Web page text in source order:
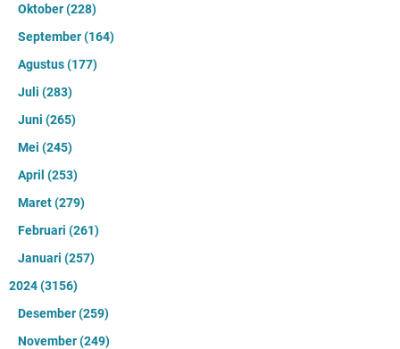
Oktober(228)
September(164)
Agustus(177)
Juli (283)
Juni (265)
Mei (245)
April (253)
Maret(279)
Februari (261)
Januari (257)
2024(3156)
Desember(259)
November(249)